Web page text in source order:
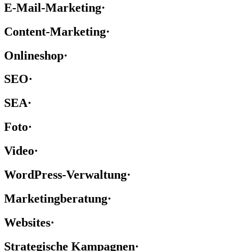
E-Mail-Marketing·
Content-Marketing·
Onlineshop·
SEO·
SEA·
Foto·
Video·
WordPress-Verwaltung·
Marketingberatung·
Websites·
Strategische Kampagnen·